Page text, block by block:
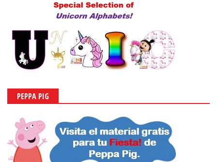
PEPPA PIG